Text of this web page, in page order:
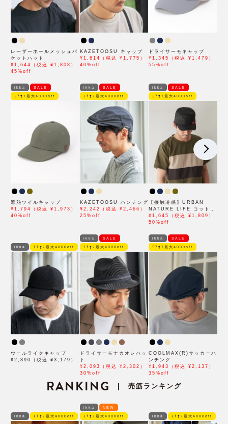
レーザーホールメッシュバ
ケットハット
¥1,644（税込 ¥1,808）
45%off
KAZETOOSU キャップ
¥1,614（税込 ¥1,775）
40%off
ドライサーモキャップ
¥1,345（税込 ¥1,479）
55%off
ikka SALE
ﾓｱｵﾌ最大4000off
遮熱ツイルキャップ
¥1,794（税込 ¥1,973）
40%off
ikka SALE
ﾓｱｵﾌ最大4000off
KAZETOOSU ハンチング
¥2,242（税込 ¥2,466）
25%off
ikka SALE
ﾓｱｵﾌ最大4000off
【接触冷感】URBAN
NATURE LIFE コットン
リップワークキャップ
¥1,645（税込 ¥1,809）
50%off
ikka ﾓｱｵﾌ最大4000off
ウールライクキャップ
¥2,890（税込 ¥3,179）
ikka SALE
ﾓｱｵﾌ最大4000off
ドライサーモナカオレハッ
ト
¥2,093（税込 ¥2,302）
30%off
ikka SALE
ﾓｱｵﾌ最大4000off
COOLMAX(R)サッカーハ
ンチング
¥1,943（税込 ¥2,137）
35%off
RANKING | 売筋ランキング
ikka ﾓｱｵﾌ最大4000off
ikka NEW
ﾓｱｵﾌ最大4000off ikka ﾓｱｵﾌ最大4000off